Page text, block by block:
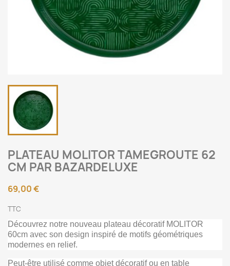
PLATEAU MOLITOR TAMEGROUTE 62
CM PAR BAZARDELUXE
69,00 €
TTC
Découvrez notre nouveau plateau décoratif MOLITOR
60cm avec son design inspiré de motifs géométriques
modernes en relief.
Peut-être utilisé comme objet décoratif ou en table